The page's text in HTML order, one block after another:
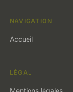
NAVIGATION
Accueil
LÉGAL